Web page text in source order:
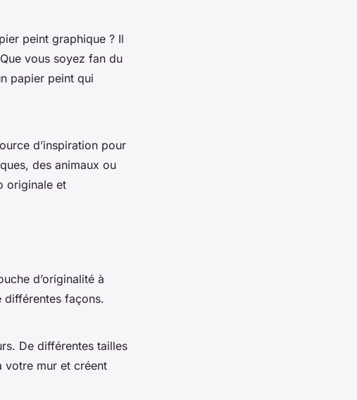
peint graphique ? Il
vous soyez fan du
papier peint qui
d’inspiration pour
des animaux ou
originale et
d’originalité à
différentes façons.
De différentes tailles
votre mur et créent